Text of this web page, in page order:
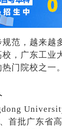
范，越来越
，广东工业
门院校之一。
首批广东省